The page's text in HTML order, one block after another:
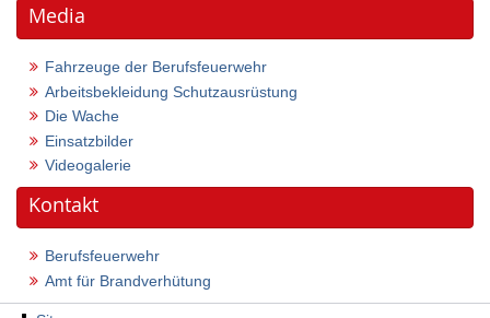
Media
Fahrzeuge der Berufsfeuerwehr
Arbeitsbekleidung Schutzausrüstung
Die Wache
Einsatzbilder
Videogalerie
Kontakt
Berufsfeuerwehr
Amt für Brandverhütung